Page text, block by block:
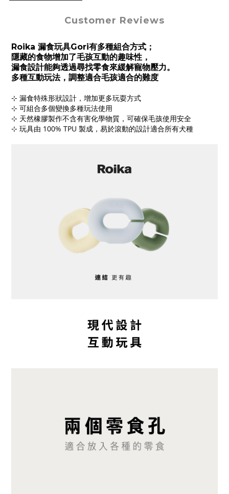
Customer Reviews
Roika 漏食玩具Gori有多種組合方式；
隱藏的食物增加了毛孩互動的趣味性，
漏食設計能夠透過尋找零食來緩解寵物壓力。
多種互動玩法，調整適合毛孩適合的難度
⊹ ​​漏食特殊形狀設計，增加更多玩耍方式
⊹ 可組合多個變換多種玩法使用
⊹ 天然橡膠製作不含有害化學物質，可確保毛孩使用安全
⊹ ​​玩具由 100% TPU 製成，易於滾動的設計適合所有犬種